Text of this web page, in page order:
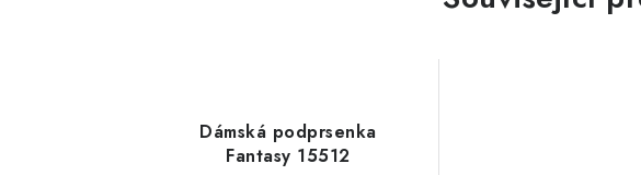
Dámská podprsenka
Fantasy 15512